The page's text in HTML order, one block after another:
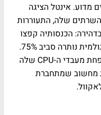
מדוע. אינטל הציגה
מעבדי השרתים שלה, התעוררות
הכנסותיה קפצו
ב-85% משנה לשנה, והרווחיות הגולמית נותרה סביב 75%.
במקביל היא דוחפת חזק את משפחת מעבדי ה-CPU שלה
מחשוב שמתחברת